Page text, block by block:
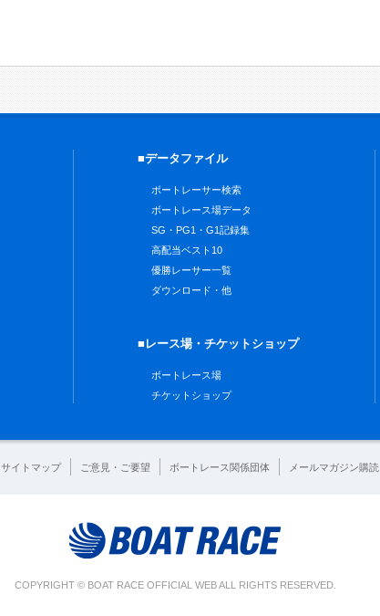
■データファイル
ボートレーサー検索
ボートレース場データ
SG・PG1・G1記録集
高配当ベスト10
優勝レーサー一覧
ダウンロード・他
■レース場・チケットショップ
ボートレース場
チケットショップ
サイトマップ ご意見・ご要望 ボートレース関係団体 メールマガジン購読
COPYRIGHT © BOAT RACE OFFICIAL WEB ALL RIGHTS RESERVED.